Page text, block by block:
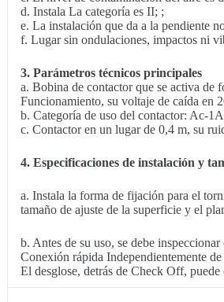
d. Instala La categoría es II; ;
e. La instalación que da a la pendiente
f. Lugar sin ondulaciones, impactos ni
3. Parámetros técnicos principales
a. Bobina de contactor que se activa de
Funcionamiento, su voltaje de caída en
b. Categoría de uso del contactor: Ac-
c. Contactor en un lugar de 0,4 m, su
4. Especificaciones de instalación y
a. Instala la forma de fijación para el
tamaño de ajuste de la superficie y el
b. Antes de su uso, se debe
Conexión rápida Independientemente
El desglose, detrás de Check Off,